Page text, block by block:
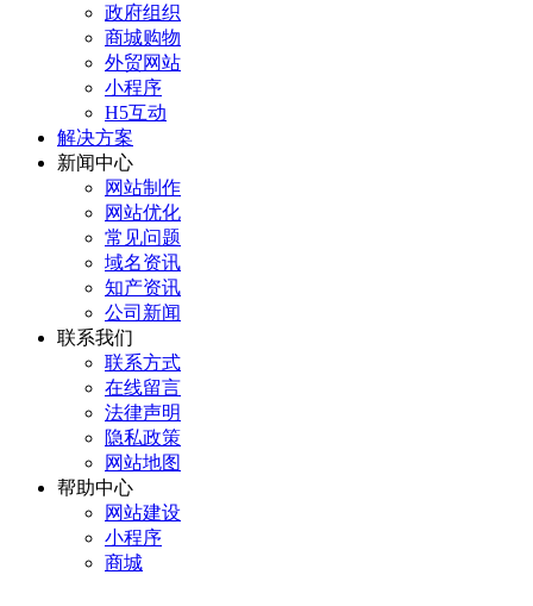
政府组织
商城购物
外贸网站
小程序
H5互动
解决方案
新闻中心
网站制作
网站优化
常见问题
域名资讯
知产资讯
公司新闻
联系我们
联系方式
在线留言
法律声明
隐私政策
网站地图
帮助中心
网站建设
小程序
商城